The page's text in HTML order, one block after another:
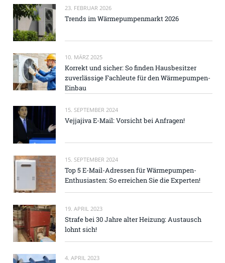
23. FEBRUAR 2026
Trends im Wärmepumpenmarkt 2026
10. MÄRZ 2025
Korrekt und sicher: So finden Hausbesitzer
zuverlässige Fachleute für den Wärmepumpen-
Einbau
15. SEPTEMBER 2024
Vejjajiva E-Mail: Vorsicht bei Anfragen!
15. SEPTEMBER 2024
Top 5 E-Mail-Adressen für Wärmepumpen-
Enthusiasten: So erreichen Sie die Experten!
19. APRIL 2023
Strafe bei 30 Jahre alter Heizung: Austausch
lohnt sich!
4. APRIL 2023